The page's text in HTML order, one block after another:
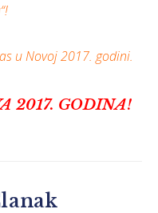
u Novoj 2017. godini.
2017. GODINA!